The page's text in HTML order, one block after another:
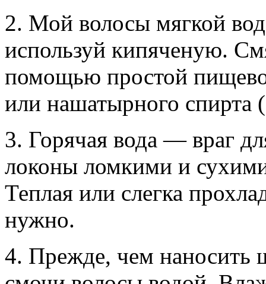
2. Мой волосы мягкой
используй кипяченую.
помощью простой
или нашатырного спирта
3. Горячая вода — враг
локоны ломкими и
Теплая или слегка
нужно.
4. Прежде, чем наносить